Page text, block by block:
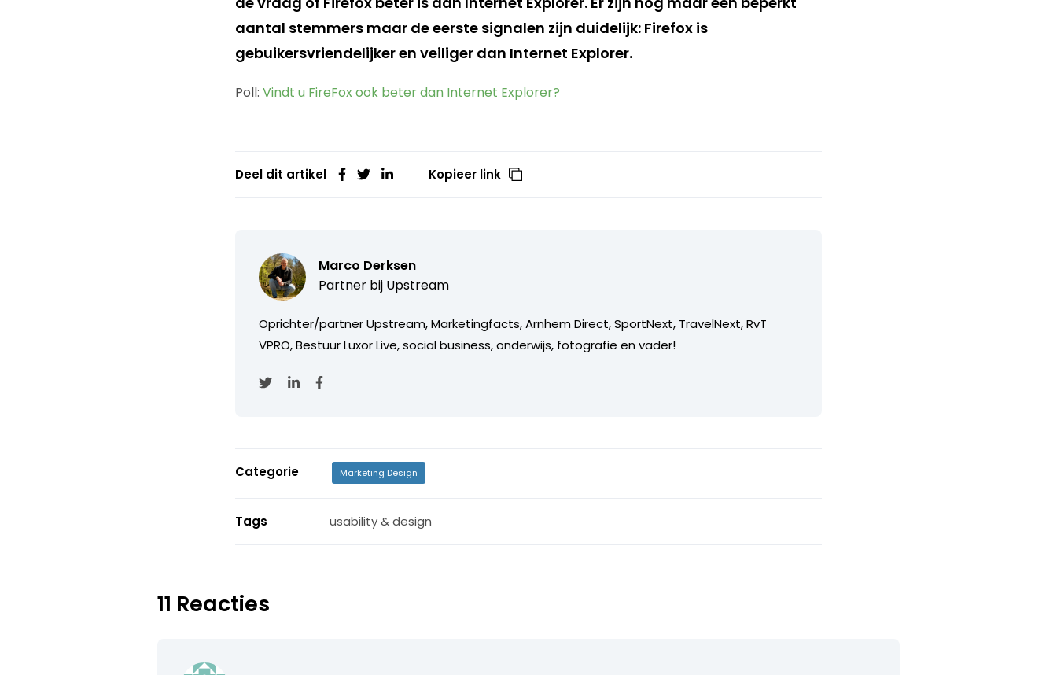
aantal stemmers maar de eerste signalen zijn duidelijk: Firefox is
gebuikersvriendelijker en veiliger dan Internet Explorer.
Poll: Vindt u FireFox ook beter dan Internet Explorer?
Deel dit artikel Kopieer link
Marco Derksen
Partner bij Upstream
Oprichter/partner Upstream, Marketingfacts, Arnhem Direct, SportNext, TravelNext, RvT
VPRO, Bestuur Luxor Live, social business, onderwijs, fotografie en vader!
Categorie Marketing Design
Tags usability & design
11 Reacties